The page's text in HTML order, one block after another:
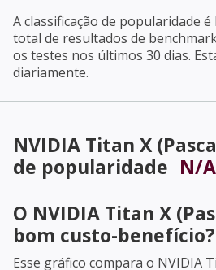
A classificação de popularidade
total de resultados de
os testes nos últimos 30 dias.
diariamente.
NVIDIA Titan X
de popularidade N/A
O NVIDIA Titan X
bom custo-benefício?
Esse gráfico compara o NVIDIA